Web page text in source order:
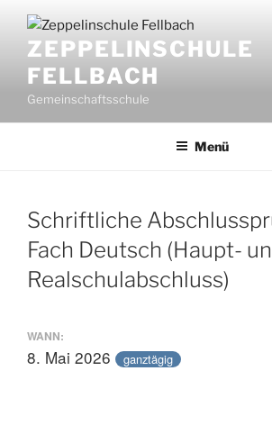
Inhalt
springenZEPPELINSCHULE
FELLBACH
Gemeinschaftsschule
Menü
Schriftliche
Fach Deutsch (Haupt-
Realschulabschluss)
WANN:
8. Mai 2026 ganztägig